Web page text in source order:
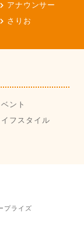
アナウンサー
さりお
ント
イフスタイル
プライズ